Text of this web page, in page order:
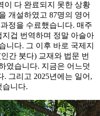
이 다 완료되지 못한 상황
개설하였고 87명의 영어
정을 수료했습니다. 매주
겁 번역하며 정말 아슬아
니다. 그 이후 바로 국제지
간 붓다) 교재와 법문 번
였습니다. 지금은 어느덧
그리고 2025년에는 일어,
습니다.